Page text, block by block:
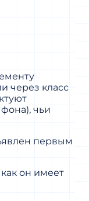
через класс
чьи
первым
он имеет